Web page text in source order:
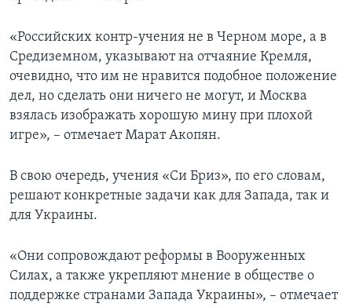
«Российских контр-учения не в Черном море, а в
Средиземном, указывают на отчаяние Кремля,
очевидно, что им не нравится подобное положение
дел, но сделать они ничего не могут, и Москва
взялась изображать хорошую мину при плохой
игре», – отмечает Марат Акопян.
В свою очередь, учения «Си Бриз», по его словам,
решают конкретные задачи как для Запада, так и
для Украины.
«Они сопровождают реформы в Вооруженных
Силах, а также укрепляют мнение в обществе о
поддержке странами Запада Украины», – отмечает